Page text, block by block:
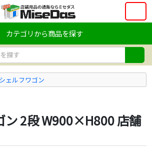
カテゴリから商品を探す
シェルフワゴン
ン 2段 W900×H800 店舗